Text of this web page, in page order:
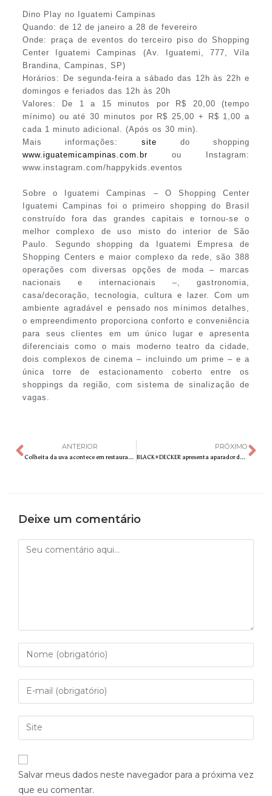
Dino Play no Iguatemi Campinas
Quando: de 12 de janeiro a 28 de fevereiro
Onde: praça de eventos do terceiro piso do Shopping
Center Iguatemi Campinas (Av. Iguatemi, 777, Vila
Brandina, Campinas, SP)
Horários: De segunda-feira a sábado das 12h às 22h e
domingos e feriados das 12h às 20h
Valores: De 1 a 15 minutos por R$ 20,00 (tempo
mínimo) ou até 30 minutos por R$ 25,00 + R$ 1,00 a
cada 1 minuto adicional. (Após os 30 min).
Mais informações: site do shopping
www.iguatemicampinas.com.brou Instagram:
www.instagram.com/happykids.eventos
Sobre o Iguatemi Campinas – O Shopping Center
Iguatemi Campinas foi o primeiro shopping do Brasil
construído fora das grandes capitais e tornou-se o
melhor complexo de uso misto do interior de São
Paulo. Segundo shopping da Iguatemi Empresa de
Shopping Centers e maior complexo da rede, são 388
operações com diversas opções de moda – marcas
nacionais e internacionais –, gastronomia,
casa/decoração, tecnologia, cultura e lazer. Com um
ambiente agradável e pensado nos mínimos detalhes,
o empreendimento proporciona conforto e conveniência
para seus clientes em um único lugar e apresenta
diferenciais como o mais moderno teatro da cidade,
dois complexos de cinema – incluindo um prime – e a
única torre de estacionamento coberto entre os
shoppings da região, com sistema de sinalização de
vagas.
ANTERIOR
Colheita da uva acontece em restaurante do popular chef Olivardo Saqui
PRÓXIMO
BLACK+DECKER apresenta aparador de grama capaz de realizar trabalhos precisos com agilidade e segurança
Deixe um comentário
Salvar meus dados neste navegador para a próxima vez
que eu comentar.